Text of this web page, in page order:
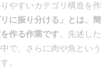
やすいカテゴリ構造を作
リに振り分ける」とは、簡
作る作業です。先述した
で、さらに肉や魚という
。